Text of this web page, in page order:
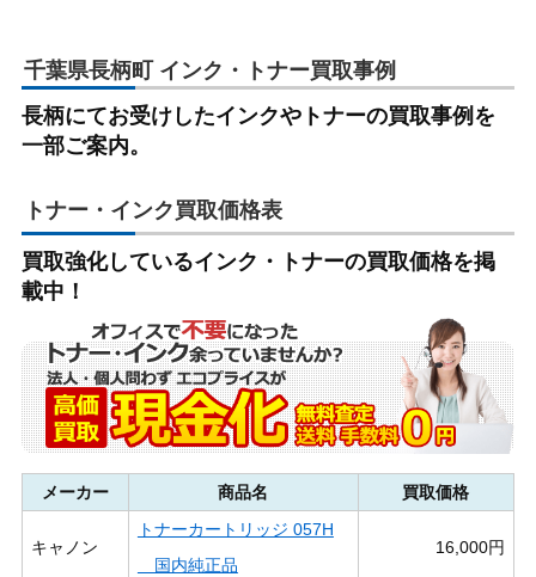
千葉県長柄町 インク・トナー買取事例
長柄にてお受けしたインクやトナーの買取事例を
一部ご案内。
トナー・インク買取価格表
買取強化しているインク・トナーの買取価格を掲
載中！
メーカー 商品名 買取価格
キャノン
トナーカートリッジ 057H
国内純正品
16,000円